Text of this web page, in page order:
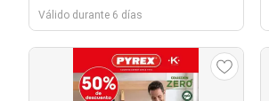
Válido durante 6 días